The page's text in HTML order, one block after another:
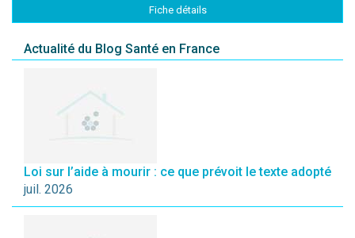
Fiche détails
Actualité du Blog Santé en France
Loi sur l’aide à mourir : ce que prévoit le texte adopté
juil. 2026